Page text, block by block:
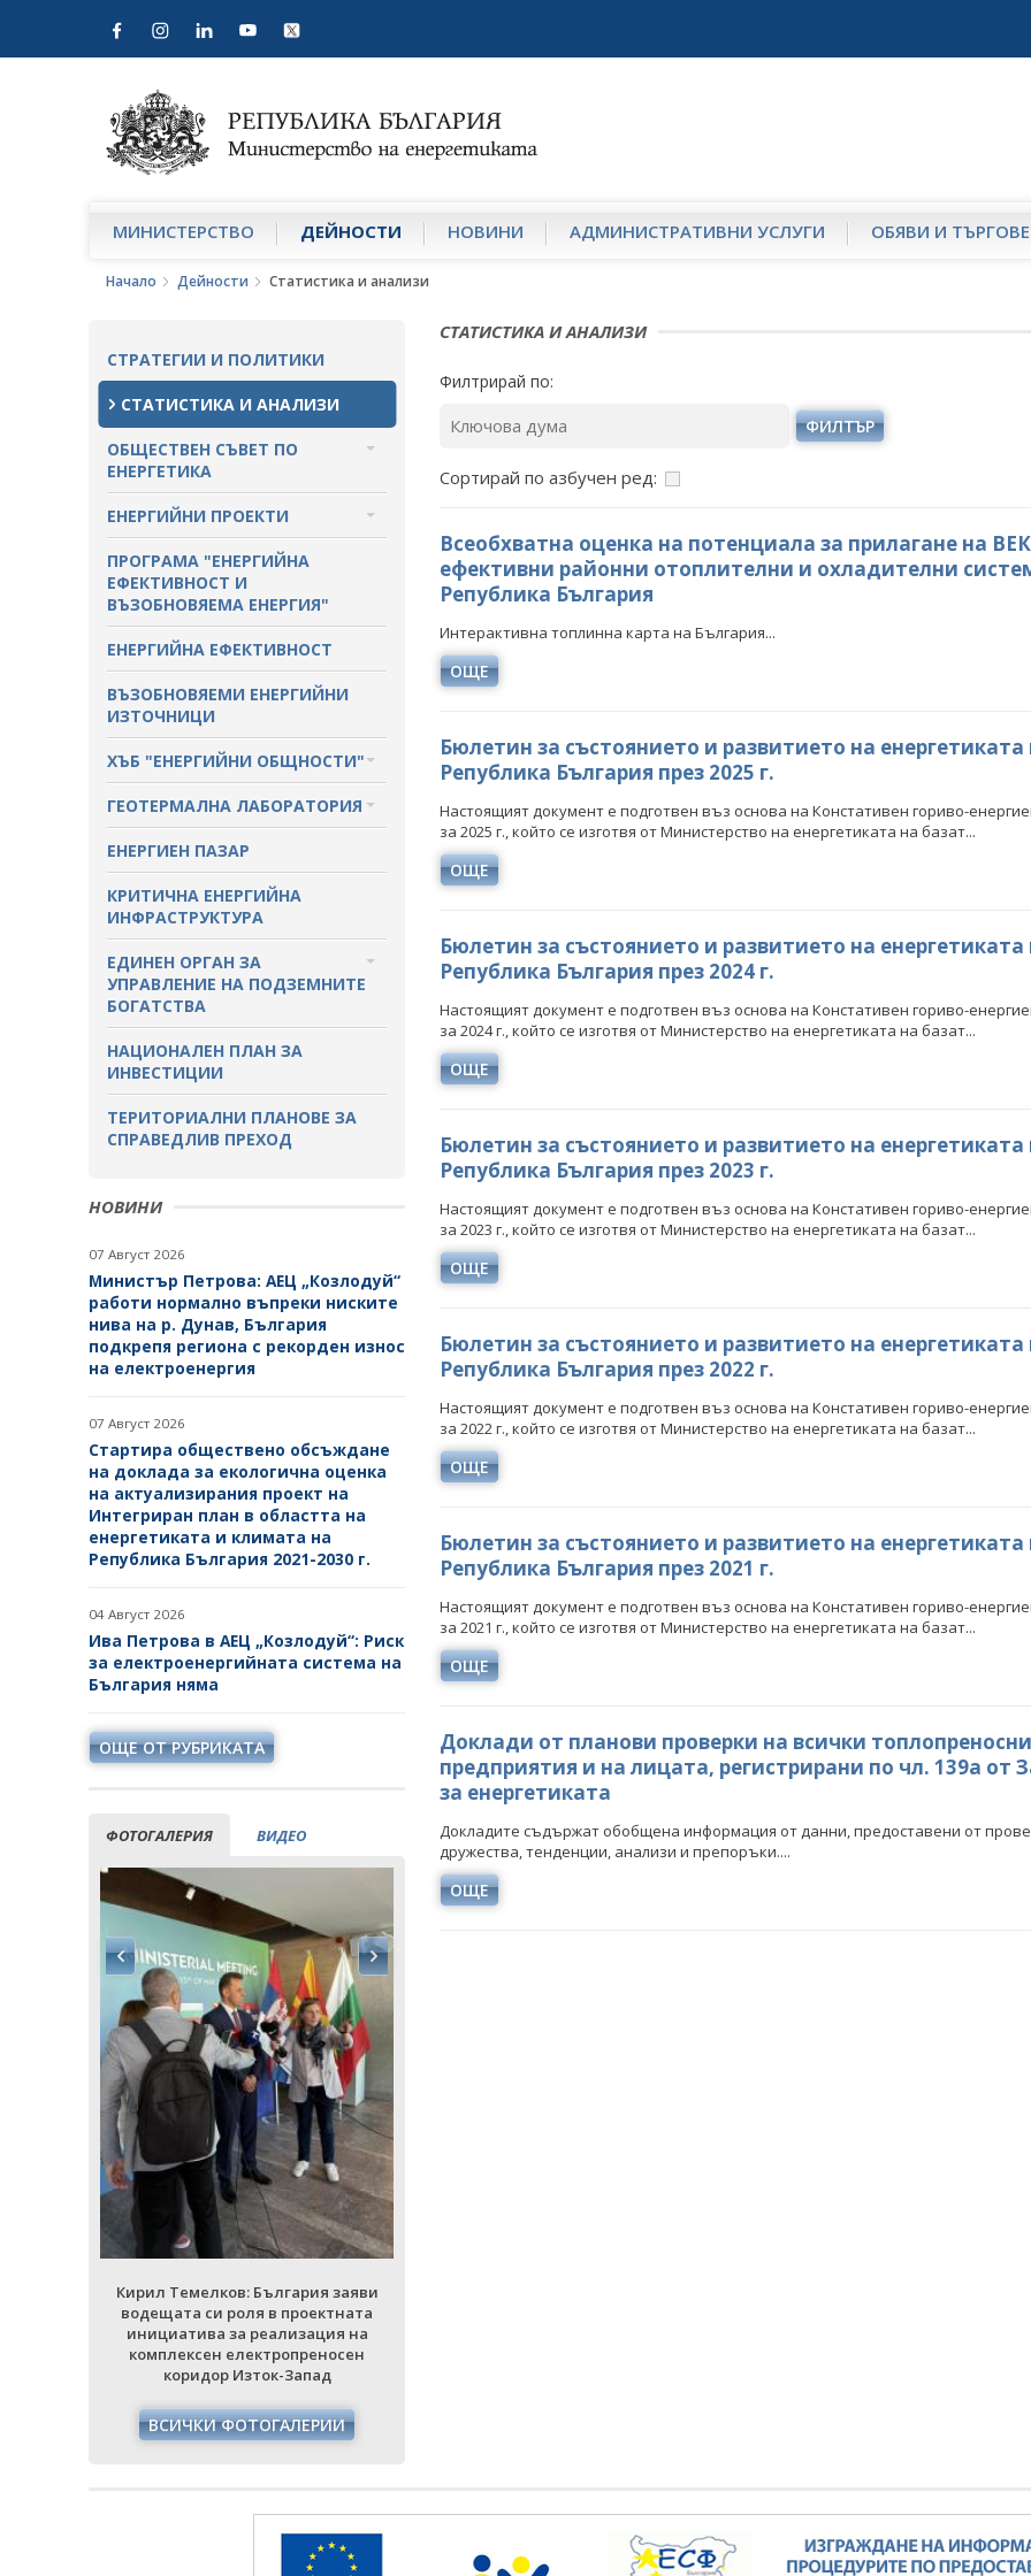
МИНИСТЕРСТВО ДЕЙНОСТИ НОВИНИ АДМИНИСТРАТИВНИ УСЛУГИ ОБЯВИ И ТЪРГОВЕ
Начало Дейности Статистика и анализи
СТРАТЕГИИ И ПОЛИТИКИ
СТАТИСТИКА И АНАЛИЗИ
ОБЩЕСТВЕН СЪВЕТ ПО
ЕНЕРГЕТИКА
ЗА ОБЩЕСТВЕНИЯ СЪВЕТ
ПРОТОКОЛИ И ДРУГИ
МАТЕРИАЛИ ОТ ЗАСЕДАНИЯТА
НА СЪВЕТА
РАЗСЕКРЕТЕНИ ДОГОВОРИ В
ЕНЕРГЕТИКАТА
ПРЯКО ИЗЛЪЧВАНЕ НА
ЗАСЕДАНИЯТА НА
ОБЩЕСТВЕНИЯ СЪВЕТ ПО
ЕНЕРГЕТИКА
ЕНЕРГИЙНИ ПРОЕКТИ
МЕЖДУНАРОДЕН ФОНД
"КОЗЛОДУЙ"
ПРОЕКТИ ОТ ОБЩ ИНТЕРЕС
ДРУГИ ЗНАЧИМИ ПРОЕКТИ
ПРОГРАМА "ЕНЕРГИЙНА
ЕФЕКТИВНОСТ И
ВЪЗОБНОВЯЕМА ЕНЕРГИЯ"
ЕНЕРГИЙНА ЕФЕКТИВНОСТ
ВЪЗОБНОВЯЕМИ ЕНЕРГИЙНИ
ИЗТОЧНИЦИ
ХЪБ "ЕНЕРГИЙНИ ОБЩНОСТИ"
ХЪБ "ЕНЕРГИЙНИ ОБЩНОСТИ"
ГЕОТЕРМАЛНА ЛАБОРАТОРИЯ
ГЕОТЕРМАЛНА ЛАБОРАТОРИЯ
ЕНЕРГИЕН ПАЗАР
КРИТИЧНА ЕНЕРГИЙНА
ИНФРАСТРУКТУРА
ЕДИНЕН ОРГАН ЗА
УПРАВЛЕНИЕ НА ПОДЗЕМНИТЕ
БОГАТСТВА
ДЕЙНОСТ
МЕТАЛНИ ПОЛЕЗНИ ИЗКОПАЕМИ
НЕМЕТАЛНИ ПОЛЕЗНИ
ТВЪРДИ ГОРИВА
СТРОИТЕЛНИ МАТЕРИАЛИ
СКАЛНООБЛИЦОВЪЧНИ
МАТЕРИАЛИ
МИННИ ОТПАДЪЦИ
ИНИЦИАТИВА НА
ЕВРОПЕЙСКАТА КОМИСИЯ ЗА
СУРОВИНИТЕ
ИНИЦИАТИВА НА
ВЪГЛЕРОДЕН ДИОКСИД В
ГЕОЛОЖКИ ФОРМАЦИИ
СЪГЛАСУВАНИ ЦЯЛОСТНИ
ПРОЕКТИ ЗА ДОБИВ
ПРОЕКТИ
НАЦИОНАЛЕН ПЛАН ЗА
ИНВЕСТИЦИИ
ТЕРИТОРИАЛНИ ПЛАНОВЕ ЗА
СПРАВЕДЛИВ ПРЕХОД
НОВИНИ
07 Август 2026
Министър Петрова: АЕЦ „Козлодуй“
работи нормално въпреки ниските
нива на р. Дунав, България
подкрепя региона с рекорден износ
на електроенергия
07 Август 2026
Стартира обществено обсъждане
на доклада за екологична оценка
на актуализирания проект на
Интегриран план в областта на
енергетиката и климата на
Република България 2021-2030 г.
04 Август 2026
Ива Петрова в АЕЦ „Козлодуй“: Риск
за електроенергийната система на
България няма
ОЩЕ ОТ РУБРИКАТА
ФОТОГАЛЕРИЯ ВИДЕО
Кирил Темелков: България заяви
водещата си роля в проектната
инициатива за реализация на
комплексен електропреносен
коридор Изток-Запад
ВСИЧКИ ФОТОГАЛЕРИИ
СТАТИСТИКА И АНАЛИЗИ
Филтрирай по:
ФИЛТЪР
Сортирай по азбучен ред:
Всеобхватна оценка на потенциала за прилагане на
ефективни районни отоплителни и охладителни
Република България
Интерактивна топлинна карта на България...
ОЩЕ
Бюлетин за състоянието и развитието на енергетиката
Република България през 2025 г.
Настоящият документ е подготвен въз основа на Констативен гориво-
за 2025 г., който се изготвя от Министерство на енергетиката на базат...
ОЩЕ
Бюлетин за състоянието и развитието на енергетиката
Република България през 2024 г.
Настоящият документ е подготвен въз основа на Констативен гориво-
за 2024 г., който се изготвя от Министерство на енергетиката на базат...
ОЩЕ
Бюлетин за състоянието и развитието на енергетиката
Република България през 2023 г.
Настоящият документ е подготвен въз основа на Констативен гориво-
за 2023 г., който се изготвя от Министерство на енергетиката на базат...
ОЩЕ
Бюлетин за състоянието и развитието на енергетиката
Република България през 2022 г.
Настоящият документ е подготвен въз основа на Констативен гориво-
за 2022 г., който се изготвя от Министерство на енергетиката на базат...
ОЩЕ
Бюлетин за състоянието и развитието на енергетиката
Република България през 2021 г.
Настоящият документ е подготвен въз основа на Констативен гориво-
за 2021 г., който се изготвя от Министерство на енергетиката на базат...
ОЩЕ
Доклади от планови проверки на всички топлопреносни
предприятия и на лицата, регистрирани по чл. 139а от
за енергетиката
Докладите съдържат обобщена информация от данни, предоставени от
дружества, тенденции, анализи и препоръки....
ОЩЕ